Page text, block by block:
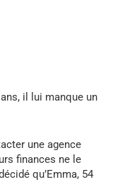
il lui manque un
une agence
finances ne le
qu’Emma, ​​54